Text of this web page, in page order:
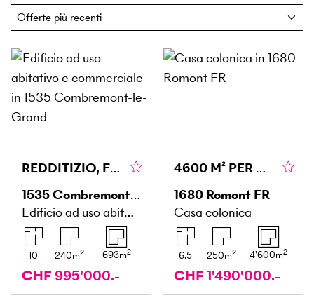
REDDITIZIO, FLESSIBILE & CENTRALE
1535Combremont-le-Grand
Edificio ad uso abitativo e commerciale
10 240m2 693m2
CHF 995'000.-
4600 M² PER GLI INVESTITORI
1680 Romont FR
Casa colonica
6.5 250m2 4'600m2
CHF 1'490'000.-